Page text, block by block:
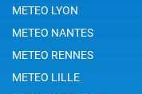
METEO LYON
METEO NANTES
METEO RENNES
METEO LILLE